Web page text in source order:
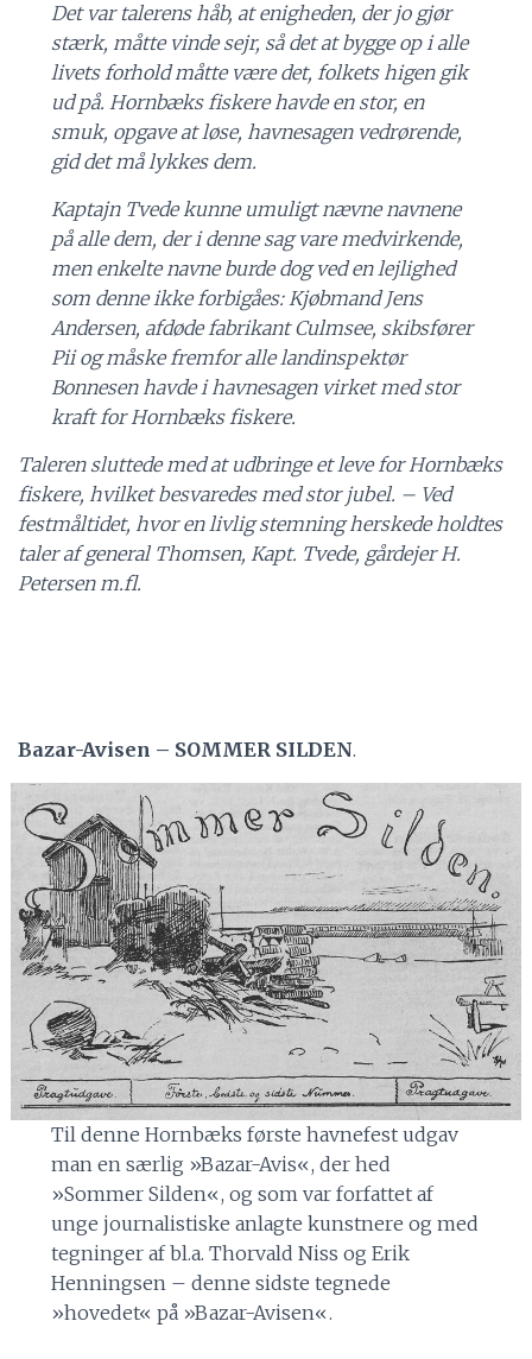
Det var talerens håb, at enigheden, der jo gjør
stærk, måtte vinde sejr, så det at bygge op i alle
livets forhold måtte være det, folkets higen gik
ud på. Hornbæks fiskere havde en stor, en
smuk, opgave at løse, havnesagen vedrørende,
gid det må lykkes dem.
Kaptajn Tvede kunne umuligt nævne navnene
på alle dem, der i denne sag vare medvirkende,
men enkelte navne burde dog ved en lejlighed
som denne ikke forbigåes: Kjøbmand Jens
Andersen, afdøde fabrikant Culmsee, skibsfører
Pii og måske fremfor alle landinspektør
Bonnesen havde i havnesagen virket med stor
kraft for Hornbæks fiskere.
Taleren sluttede med at udbringe et leve for Hornbæks
fiskere, hvilket besvaredes med stor jubel. – Ved
festmåltidet, hvor en livlig stemning herskede holdtes
taler af general Thomsen, Kapt. Tvede, gårdejer H.
Petersen m.fl.
Bazar-Avisen – SOMMER SILDEN.
Til denne Hornbæks første havnefest udgav
man en særlig »Bazar-Avis«, der hed
»Sommer Silden«, og som var forfattet af
unge journalistiske anlagte kunstnere og med
tegninger af bl.a. Thorvald Niss og Erik
Henningsen – denne sidste tegnede
»hovedet« på »Bazar-Avisen«.